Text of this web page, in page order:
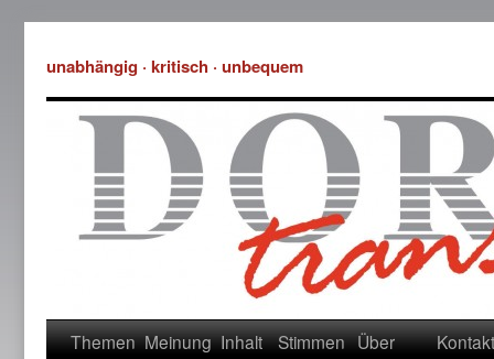
unabhängig · kritisch · unbequem
Themen Meinung Inhalt Stimmen Über
Kontakt